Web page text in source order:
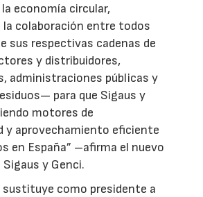
economía circular,
colaboración entre todos
sus respectivas cadenas de
y distribuidores,
administraciones públicas y
para que Sigaus y
motores de
y aprovechamiento eficiente
en España” –afirma el nuevo
y Genci.
sustituye como presidente a